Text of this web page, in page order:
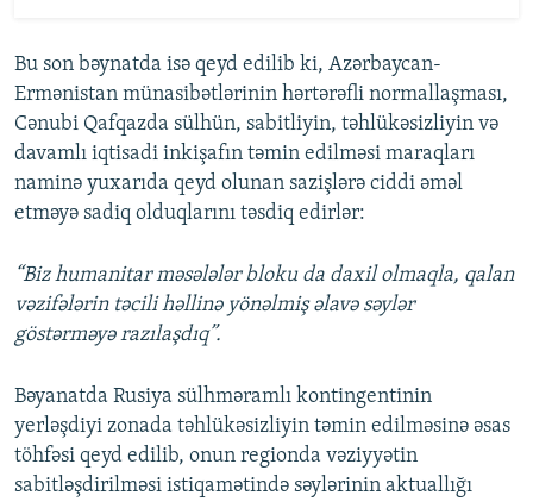
Bu son bəynatda isə qeyd edilib ki, Azərbaycan-
Ermənistan münasibətlərinin hərtərəfli normallaşması,
Cənubi Qafqazda sülhün, sabitliyin, təhlükəsizliyin və
davamlı iqtisadi inkişafın təmin edilməsi maraqları
naminə yuxarıda qeyd olunan sazişlərə ciddi əməl
etməyə sadiq olduqlarını təsdiq edirlər:
“Biz humanitar məsələlər bloku da daxil olmaqla, qalan
vəzifələrin təcili həllinə yönəlmiş əlavə səylər
göstərməyə razılaşdıq”.
Bəyanatda Rusiya sülhməramlı kontingentinin
yerləşdiyi zonada təhlükəsizliyin təmin edilməsinə əsas
töhfəsi qeyd edilib, onun regionda vəziyyətin
sabitləşdirilməsi istiqamətində səylərinin aktuallığı